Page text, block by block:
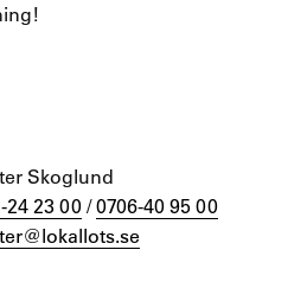
Skoglund
24 23 00/0706-40 95 00